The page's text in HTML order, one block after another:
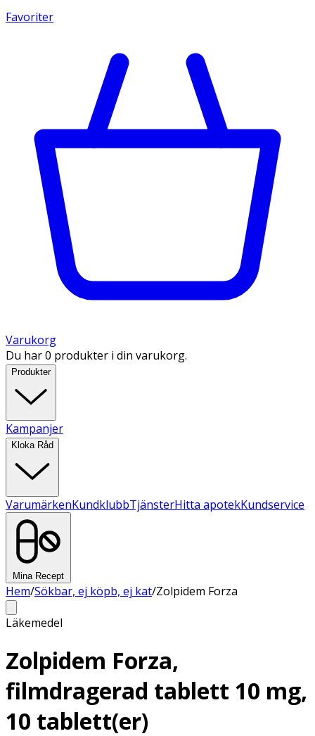
Favoriter
Varukorg
Du har 0 produkter i din varukorg.
Produkter
Kampanjer
Kloka Råd
VarumärkenKundklubbTjänsterHitta apotekKundservice
Mina Recept
Hem/Sökbar, ej köpb, ej kat/Zolpidem Forza
Läkemedel
Zolpidem Forza,
filmdragerad tablett 10 mg,
10 tablett(er)